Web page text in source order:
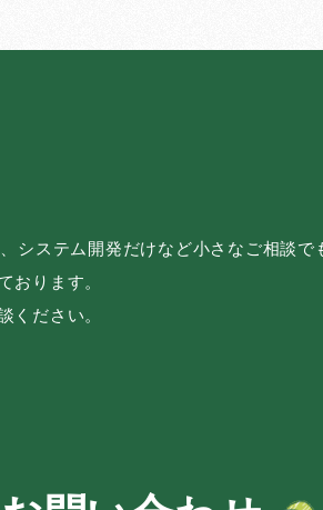
システム開発だけなど小さなご相談で
ります。
ださい。